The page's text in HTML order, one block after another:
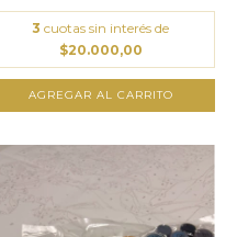
3 cuotas sin interés de
$20.000,00